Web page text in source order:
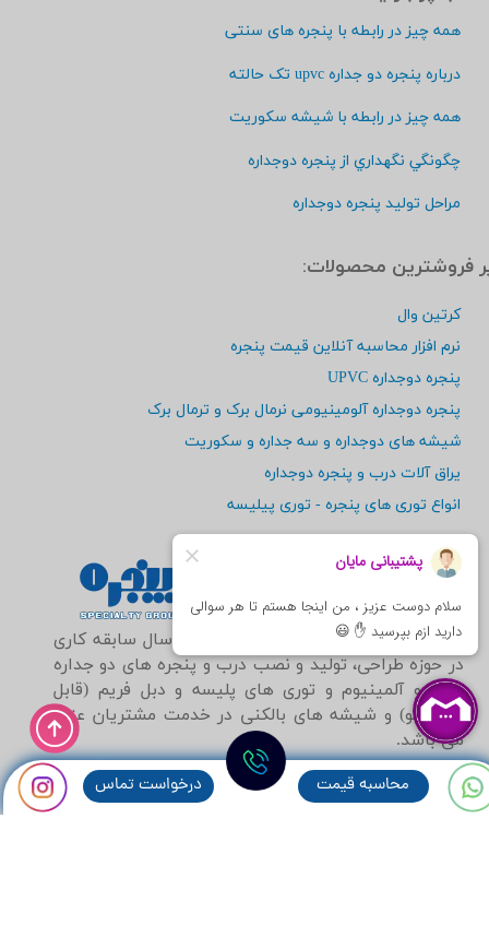
​گروه تخصصی مایان پنجره با بیش از 15سال سابقه کاری
در حوزه طراحی، تولید و نصب درب و پنجره های دو جداره
upvc و آلمینیوم و توری های پلیسه و دبل فریم (قابل
شستشو) و شیشه های بالکنی در خدمت مشتریان عزیز
می باشد.
021-44757982
09196501470
همه چیز در رابطه با پنجره های سنتی
درباره پنجره دو جداره upvc تک حالته
همه چيز در رابطه با شيشه سكوريت
چگونگي نگهداري از پنجره دوجداره
مراحل توليد پنجره دوجداره
کرتین وال
نرم افزار محاسبه آنلاین قیمت پنجره
پنجره دوجداره UPVC
پنجره دوجداره آلومینیومی نرمال برک و ترمال برک
شیشه های دوجداره و سه جداره و سکوریت
یراق آلات درب و پنجره دوجداره
انواع توری های پنجره - توری پیلیسه
فروشترين محصولات:
درخواست تماس محاسبه قيمت